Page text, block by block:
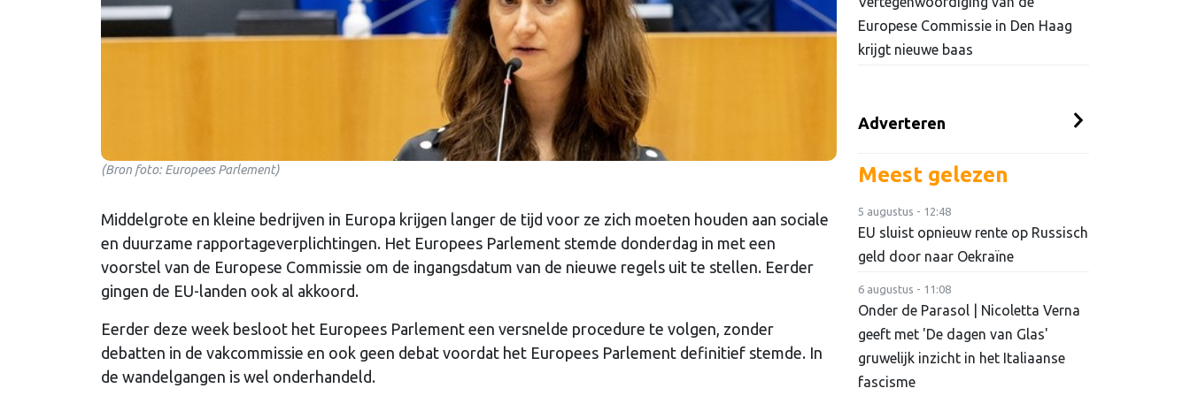
(Bron foto: Europees Parlement)
Middelgrote en kleine bedrijven in Europa krijgen langer de tijd voor ze zich moeten houden aan sociale
en duurzame rapportageverplichtingen. Het Europees Parlement stemde donderdag in met een
voorstel van de Europese Commissie om de ingangsdatum van de nieuwe regels uit te stellen. Eerder
gingen de EU-landen ook al akkoord.
Eerder deze week besloot het Europees Parlement een versnelde procedure te volgen, zonder
debatten in de vakcommissie en ook geen debat voordat het Europees Parlement definitief stemde. In
de wandelgangen is wel onderhandeld.
Europese Commissie in Den Haag
krijgt nieuwe baas
Adverteren
Meest gelezen
5 augustus - 12:48
EU sluist opnieuw rente op Russisch
geld door naar Oekraïne
6 augustus - 11:08
Onder de Parasol | Nicoletta Verna
geeft met 'De dagen van Glas'
gruwelijk inzicht in het Italiaanse
fascisme